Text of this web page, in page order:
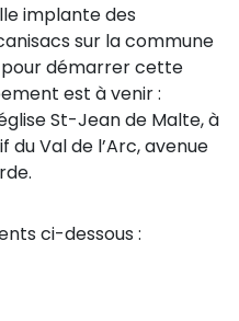
implante des
sur la commune
démarrer cette
est à venir :
St-Jean de Malte, à
Val de l’Arc, avenue
ci-dessous :